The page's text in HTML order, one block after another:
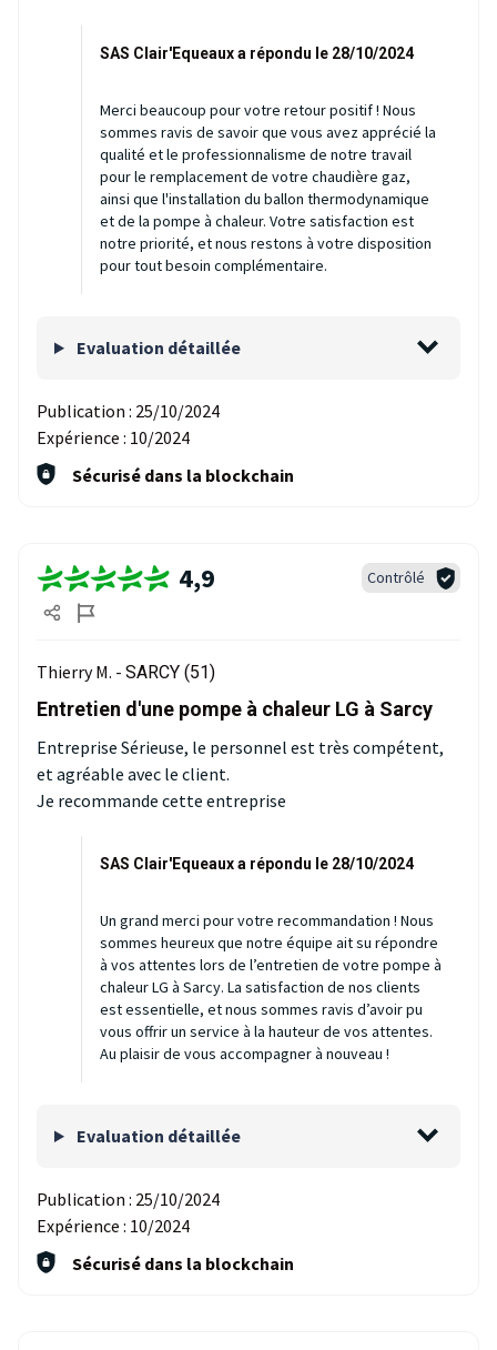
SAS Clair'Equeaux a répondu le 28/10/2024
Merci beaucoup pour votre retour positif ! Nous
sommes ravis de savoir que vous avez apprécié la
qualité et le professionnalisme de notre travail
pour le remplacement de votre chaudière gaz,
ainsi que l'installation du ballon thermodynamique
et de la pompe à chaleur. Votre satisfaction est
notre priorité, et nous restons à votre disposition
pour tout besoin complémentaire.
Evaluation détaillée
Publication : 25/10/2024
Expérience : 10/2024
Sécurisé dans la blockchain
4,9 Contrôlé
Thierry M. - SARCY (51)
Entretien d'une pompe à chaleur LG à Sarcy
Entreprise Sérieuse, le personnel est très compétent,
et agréable avec le client.
Je recommande cette entreprise
SAS Clair'Equeaux a répondu le 28/10/2024
Un grand merci pour votre recommandation ! Nous
sommes heureux que notre équipe ait su répondre
à vos attentes lors de l’entretien de votre pompe à
chaleur LG à Sarcy. La satisfaction de nos clients
est essentielle, et nous sommes ravis d’avoir pu
vous offrir un service à la hauteur de vos attentes.
Au plaisir de vous accompagner à nouveau !
Evaluation détaillée
Publication : 25/10/2024
Expérience : 10/2024
Sécurisé dans la blockchain